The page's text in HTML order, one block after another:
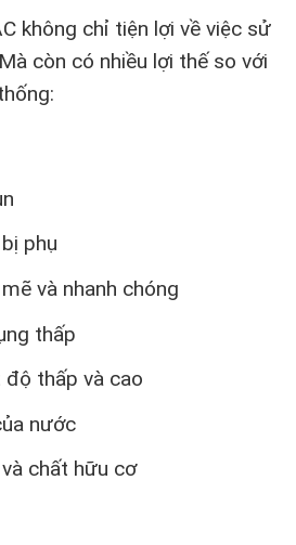
không chỉ tiện lợi về việc sử
còn có nhiều lợi thế so với
phụ
và nhanh chóng
thấp
độ thấp và cao
nước
chất hữu cơ